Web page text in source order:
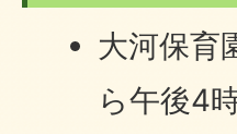
大河保育
ら午後4